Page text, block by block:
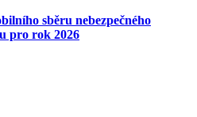
sběru nebezpečného
pro rok 2026